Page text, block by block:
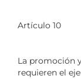
Artículo 10
La promoción
requieren el